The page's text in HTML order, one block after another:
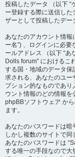
投稿したデータ （以下 “
ー登録する際に送信した
ザーとして投稿したデー
あなたのアカウント情報
ー名”) 、ログインに必要
ールアドレス （以下 “あ
Dolls forum” におけるこ
する国・地域のデータ
求される、あなたのユー
プション的なものであ
ウント情報のどの情報
phpBBソフトウェア か
ます。
あなたのパスワードは暗
しかし複数のサイトで同
あなたのパスワードは
する唯一の手段なので大